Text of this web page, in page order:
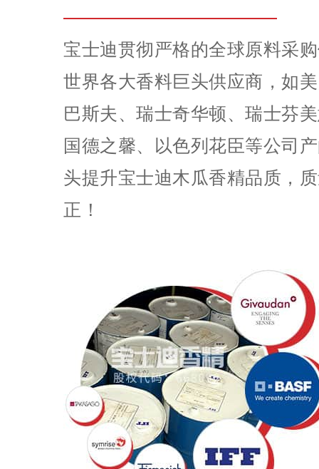
宝士迪贯彻严格的全球原料采
世界各大香料巨头供应商，如
巴斯夫、瑞士奇华顿、瑞士芬
国德之馨、以色列花臣等公司
头提升宝士迪木瓜香精品质，
正！